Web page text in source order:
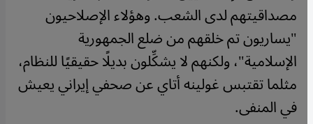
مصداقيتهم لدى الشعب. وهؤلاء الإصلاحيون
"يساريون تم خلقهم من ضلع الجمهورية
الإسلامية"، ولكنهم لا يشكِّلون بديلًا حقيقيًا للنظام،
مثلما تقتبس غولينه أتاي عن صحفي إيراني يعيش
في المنفى.